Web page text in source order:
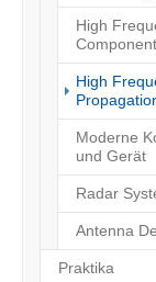
High
High
Moderne
und Gerät
Radar
Antenna
Praktika